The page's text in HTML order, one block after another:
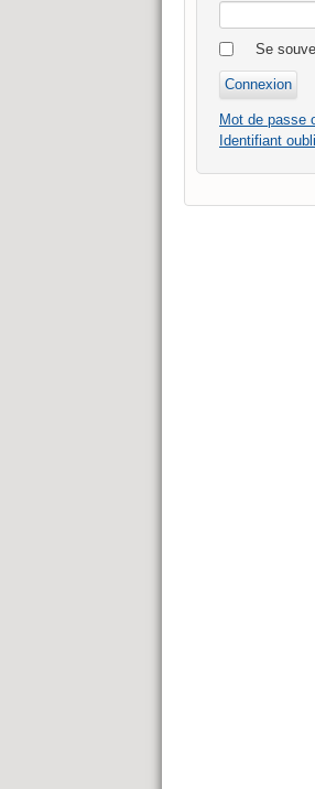
Se
Mot de passe
Identifiant